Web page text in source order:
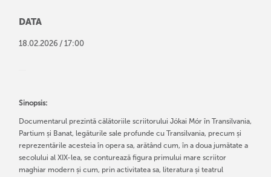
DATA
18.02.2026 / 17:00
Sinopsis:
Documentarul prezintă călătoriile scriitorului Jókai Mór în Transilvania,
Partium și Banat, legăturile sale profunde cu Transilvania, precum și
reprezentările acesteia în opera sa, arătând cum, în a doua jumătate a
secolului al XIX-lea, se conturează figura primului mare scriitor
maghiar modern și cum, prin activitatea sa, literatura și teatrul